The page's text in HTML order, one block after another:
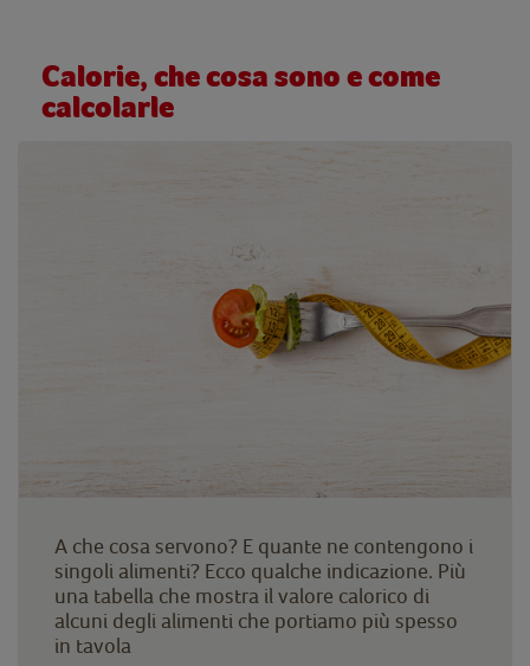
Calorie, che cosa sono e come
calcolarle
A che cosa servono? E quante ne contengono i
singoli alimenti? Ecco qualche indicazione. Più
una tabella che mostra il valore calorico di
alcuni degli alimenti che portiamo più spesso
in tavola